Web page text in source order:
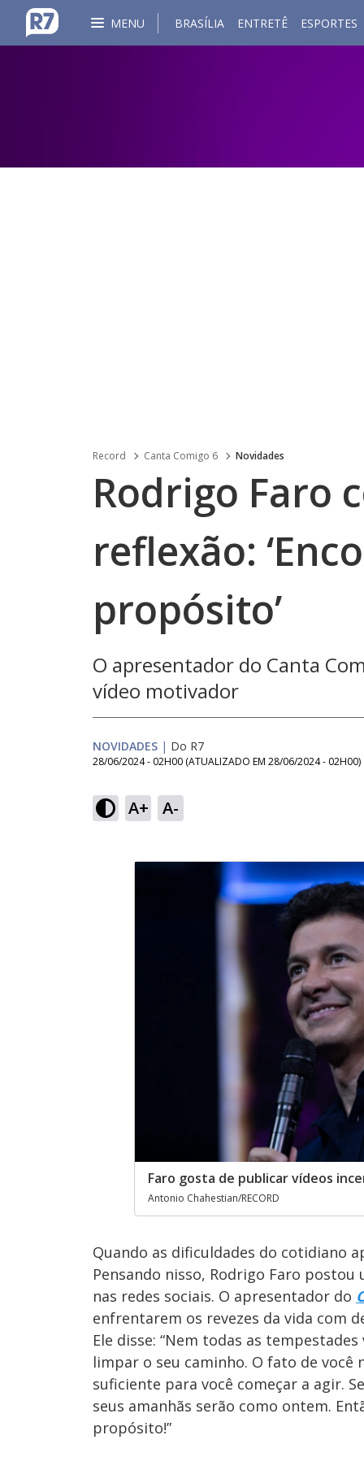
MENU BRASÍLIA ENTRETÊ ESPORTES
Record Canta Comigo 6 Novidades
Rodrigo Faro
reflexão:
propósito’
O apresentador do Canta
vídeo motivador
NOVIDADES | Do R7
28/06/2024 - 02H00 (ATUALIZADO EM 28/06/2024 - 02H00)
A+ A-
Faro gosta de publicar vídeos
Antonio Chahestian/RECORD
Quando as dificuldades do cotidiano
Pensando nisso, Rodrigo Faro
nas redes sociais. O apresentador do
enfrentarem os revezes da vida com
Ele disse: “Nem todas as
limpar o seu caminho. O fato de
suficiente para você começar a agir.
seus amanhãs serão como ontem.
propósito!”